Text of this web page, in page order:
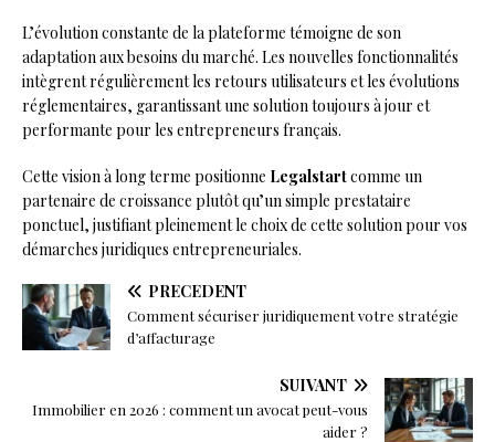
L’évolution constante de la plateforme témoigne de son
adaptation aux besoins du marché. Les nouvelles fonctionnalités
intègrent régulièrement les retours utilisateurs et les évolutions
réglementaires, garantissant une solution toujours à jour et
performante pour les entrepreneurs français.
Cette vision à long terme positionne Legalstartcomme un
partenaire de croissance plutôt qu’un simple prestataire
ponctuel, justifiant pleinement le choix de cette solution pour vos
démarches juridiques entrepreneuriales.
PRÉCÉDENT
Comment sécuriser juridiquement votre stratégie
d’affacturage
SUIVANT
Immobilier en 2026 : comment un avocat peut-vous
aider ?